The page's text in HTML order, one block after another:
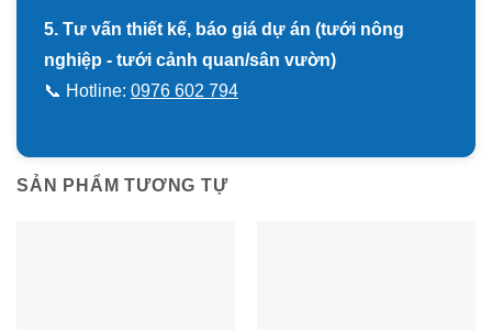
5. Tư vấn thiết kế, báo giá dự án (tưới nông
nghiệp - tưới cảnh quan/sân vườn)
📞 Hotline: 0976 602 794
SẢN PHẨM TƯƠNG TỰ